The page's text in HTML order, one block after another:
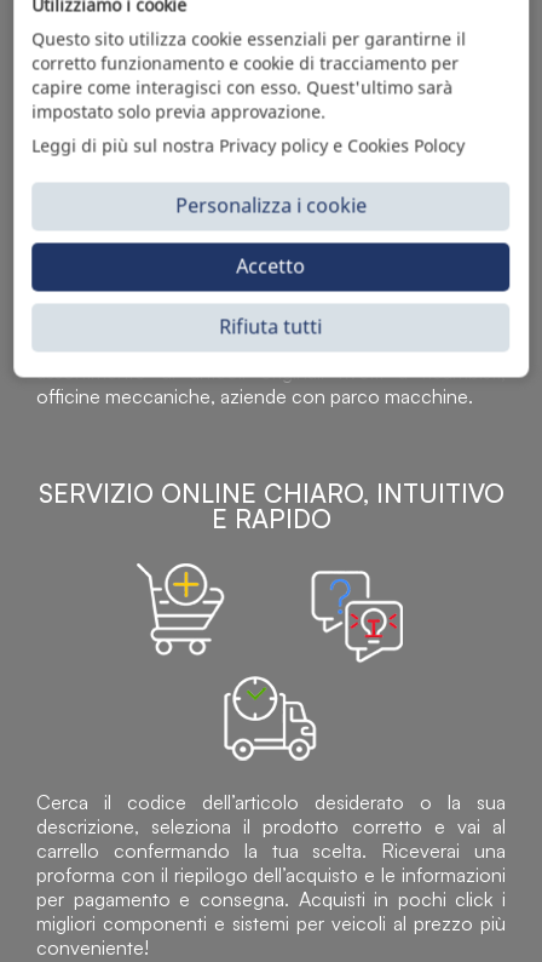
Sì Parts S.r.l. è leader nella distribuzione e vendita di
accessori per veicoli off-highway. Riconosciuto in tutto
il mondo per l’elevato standard qualitativo dei prodotti a
catalogo, attraverso la vendita B2B del ricco
assortimento di articoli originali rivolti a ricambisti,
officine meccaniche, aziende con parco macchine.
SERVIZIO ONLINE CHIARO, INTUITIVO
E RAPIDO
Cerca il codice dell’articolo desiderato o la sua
descrizione, seleziona il prodotto corretto e vai al
carrello confermando la tua scelta. Riceverai una
proforma con il riepilogo dell’acquisto e le informazioni
per pagamento e consegna. Acquisti in pochi click i
migliori componenti e sistemi per veicoli al prezzo più
conveniente!
Questo sito utilizza cookie essenziali per garantirne il
corretto funzionamento e cookie di tracciamento per
capire come interagisci con esso. Quest'ultimo sarà
impostato solo previa approvazione.
Leggi di più sul nostra Privacy policy e Cookies Polocy
Personalizza i cookie
Rifiuta tutti
Accetto